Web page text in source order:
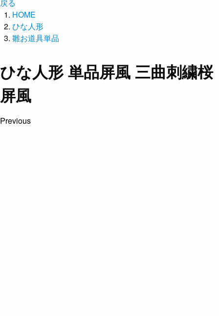
戻る
HOME
ひな人形
雛お道具単品
ひな人形 単品屏風 三曲刺繍桜
屏風
Previous